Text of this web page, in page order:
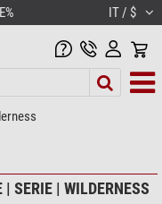
IT / $
SERIE | WILDERNESS